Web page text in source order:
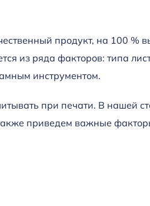
продукт, на 100 %
из ряда факторов: типа
инструментом.
при печати. В нашей
приведем важные